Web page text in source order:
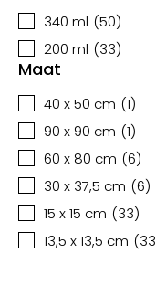
340 ml (50)
200 ml (33)
Maat
40 x 50 cm (1)
90 x 90 cm (1)
60 x 80 cm (6)
30 x 37,5 cm (6)
15 x 15 cm (33)
13,5 x 13,5 cm (33